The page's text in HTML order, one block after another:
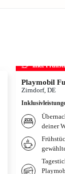
inkl.
Playmobil
Zirndorf, DE
deiner